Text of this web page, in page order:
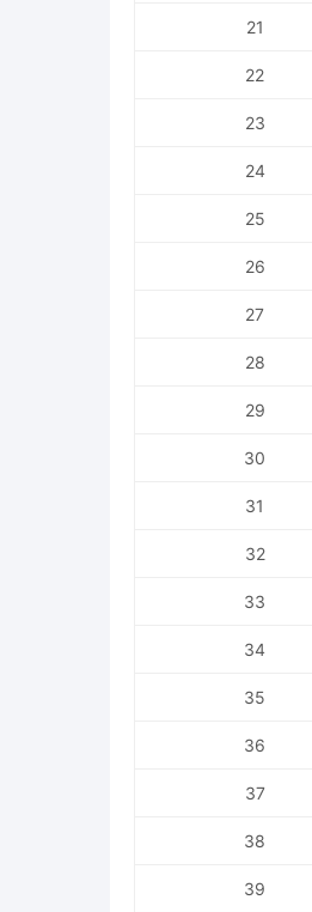
21
22
23
24
25
26
27
28
29
30
31
32
33
34
35
36
37
38
39